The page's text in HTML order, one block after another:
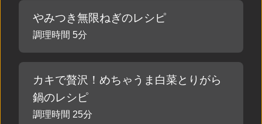
やみつき無限ねぎのレシピ
調理時間 5分
カキで贅沢！めちゃうま白菜とりがら
鍋のレシピ
調理時間 25分